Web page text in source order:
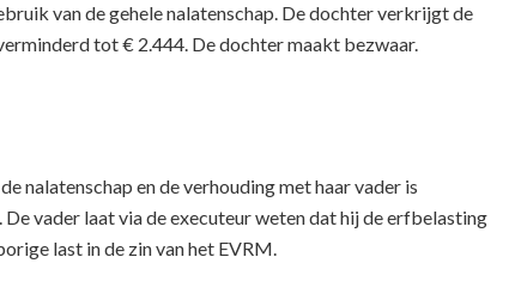
van de gehele nalatenschap. De dochter verkrijgt de
tot € 2.444. De dochter maakt bezwaar.
nalatenschap en de verhouding met haar vader is
vader laat via de executeur weten dat hij de erfbelasting
last in de zin van het EVRM.